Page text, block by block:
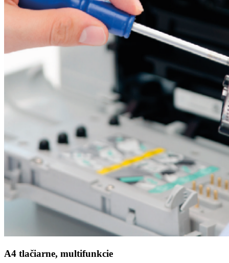
A4 tlačiarne, multifunkcie